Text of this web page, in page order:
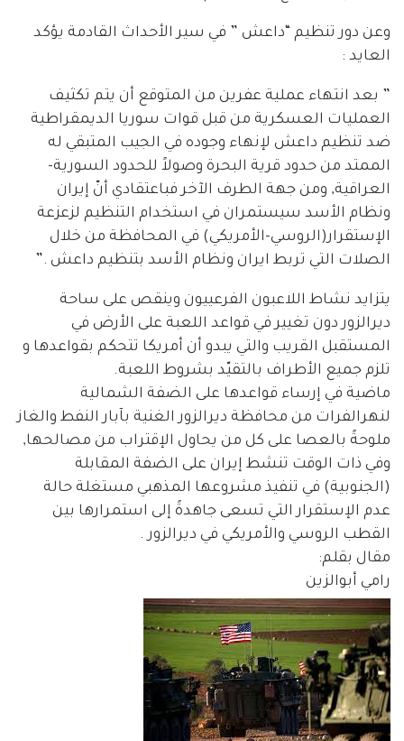
وعن دور تنظيم “داعش ” في سير الأحداث القادمة يؤكد
العايد :
” بعد انتهاء عملية عفرين من المتوقع أن يتم تكثيف
العمليات العسكرية من قبل قوات سوريا الديمقراطية
ضد تنظيم داعش لإنهاء وجوده في الجيب المتبقي له
الممتد من حدود قرية البحرة وصولاً للحدود السورية-
العراقية, ومن جهة الطرف الآخر فباعتقادي أنّ إيران
ونظام الأسد سيستمران في استخدام التنظيم لزعزعة
الإستقرار(الروسي-الأمريكي) في المحافظة من خلال
الصلات التي تربط ايران ونظام الأسد بتنظيم داعش .”
يتزايد نشاط اللاعبون الفرعييون وينقص على ساحة
ديرالزور دون تغيير في قواعد اللعبة على الأرض في
المستقبل القريب والتي يبدو أن أمريكا تتحكم بقواعدها و
تلزم جميع الأطراف بالتقيّد بشروط اللعبة.
ماضية في إرساء قواعدها على الضفة الشمالية
لنهرالفرات من محافظة ديرالزور الغنية بآبار النفط والغاز
ملوحةً بالعصا على كل من يحاول الإقتراب من مصالحها,
وفي ذات الوقت تنشط إيران على الضفة المقابلة
(الجنوبية) في تنفيذ مشروعها المذهبي مستغلة حالة
عدم الإستقرار التي تسعى جاهدةً إلى استمرارها بين
القطب الروسي والأمريكي في ديرالزور .
مقال بقلم:
رامي أبوالزين